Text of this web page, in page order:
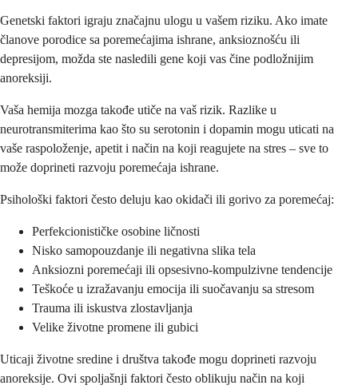
Genetski faktori igraju značajnu ulogu u vašem riziku. Ako imate
članove porodice sa poremećajima ishrane, anksioznošću ili
depresijom, možda ste nasledili gene koji vas čine podložnijim
anoreksiji.
Vaša hemija mozga takođe utiče na vaš rizik. Razlike u
neurotransmiterima kao što su serotonin i dopamin mogu uticati na
vaše raspoloženje, apetit i način na koji reagujete na stres – sve to
može doprineti razvoju poremećaja ishrane.
Psihološki faktori često deluju kao okidači ili gorivo za poremećaj:
Perfekcionističke osobine ličnosti
Nisko samopouzdanje ili negativna slika tela
Anksiozni poremećaji ili opsesivno-kompulzivne tendencije
Teškoće u izražavanju emocija ili suočavanju sa stresom
Trauma ili iskustva zlostavljanja
Velike životne promene ili gubici
Uticaji životne sredine i društva takođe mogu doprineti razvoju
anoreksije. Ovi spoljašnji faktori često oblikuju način na koji